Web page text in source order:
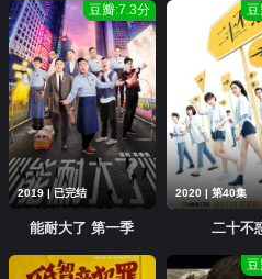
2019 | 已完结
豆瓣:7.3分
能耐大了 第一季
2020 | 第40集
二十不